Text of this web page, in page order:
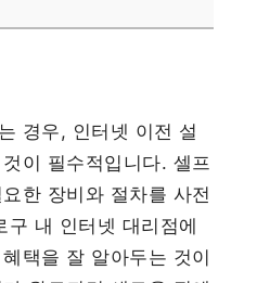
경우, 인터넷 이전 설
이 필수적입니다. 셀프
한 장비와 절차를 사전
내 인터넷 대리점에
택을 잘 알아두는 것이